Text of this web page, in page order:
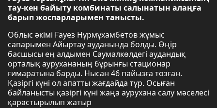
тау-кен байыту комбинаты салынатын алаңға
барып жоспарларымен танысты.
Облыс әкімі Ғауез Нұрмұхамбетов жұмыс
сапарымен Айыртау ауданында болды. Өңір
басшысы ең алдымен Саумалкөлдегі аудандық
орталық аурухананың бұрынғы стационар
ғимаратына барды. Нысан 46 пайызға тозған.
Қазіргі күні ол апатты жағдайда тұр. Осыған
байланысты қазіргі күні жаңа аурухана салу мәселесі
қарастырылып жатыр